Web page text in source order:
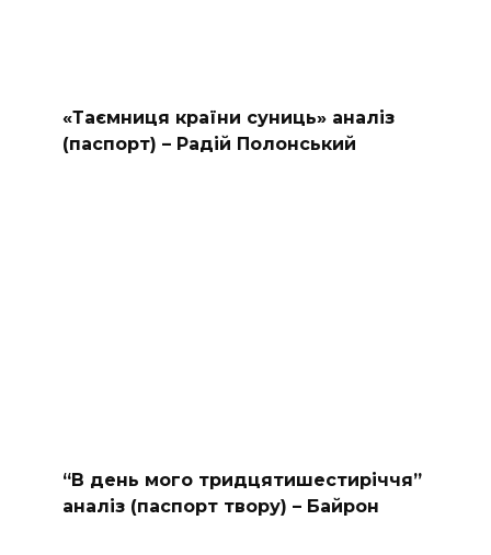
«Таємниця країни суниць» аналіз
(паспорт) – Радій Полонський
“В день мого тридцятишестиріччя”
аналіз (паспорт твору) – Байрон